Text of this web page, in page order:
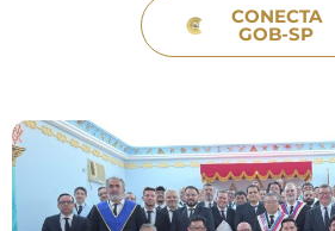
CONECTA
GOB-SP